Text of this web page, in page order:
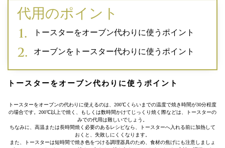
代用のポイント
トースターをオーブン代わりに使うポイント
オーブンをトースター代わりに使うポイント
トースターをオーブン代わりに使うポイント
トースターをオーブンの代わりに使えるのは、200℃くらいまでの温度で焼き時間が30分程度
の場合です。200℃以上で焼く、もしくは数時間かけてじっくり焼く際などは、トースターの
みでの代用は難しいでしょう。
ちなみに、高温または長時間焼く必要のあるレシピなら、トースターへ入れる前に加熱して
おくと、失敗しにくくなります。
また、トースターは短時間で焼き色をつける調理器具のため、食材の焦げにも注意しましょ